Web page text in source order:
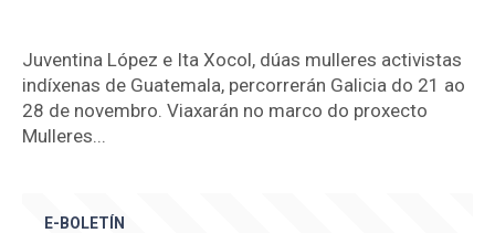
Juventina López e Ita Xocol, dúas mulleres activistas
indíxenas de Guatemala, percorrerán Galicia do 21 ao
28 de novembro. Viaxarán no marco do proxecto
Mulleres...
E-BOLETÍN